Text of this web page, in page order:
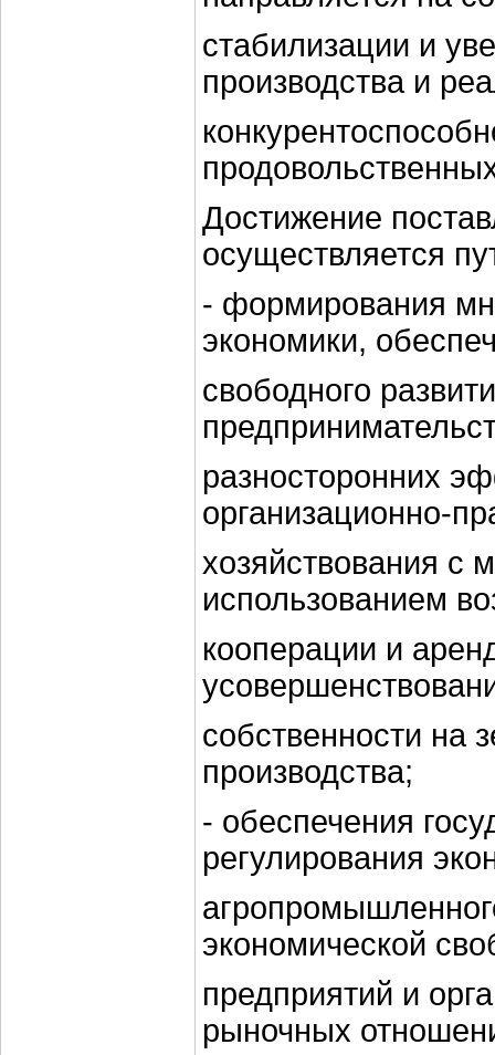
стабилизации и
производства и
Достижение
осуществляется
- формирования
экономики,
свободного
разносторонних
организационно-
хозяйствования с
использованием
кооперации и
собственности на
производства;
- обеспечения
регулирования
экономической
предприятий и
рыночных